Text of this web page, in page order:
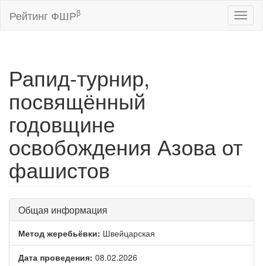
Рейтинг ФШРβ
Рапид-турнир,
посвящённый
годовщине
освобождения Азова от
фашистов
Общая информация
Метод жеребьёвки: Швейцарская
Дата проведения: 08.02.2026